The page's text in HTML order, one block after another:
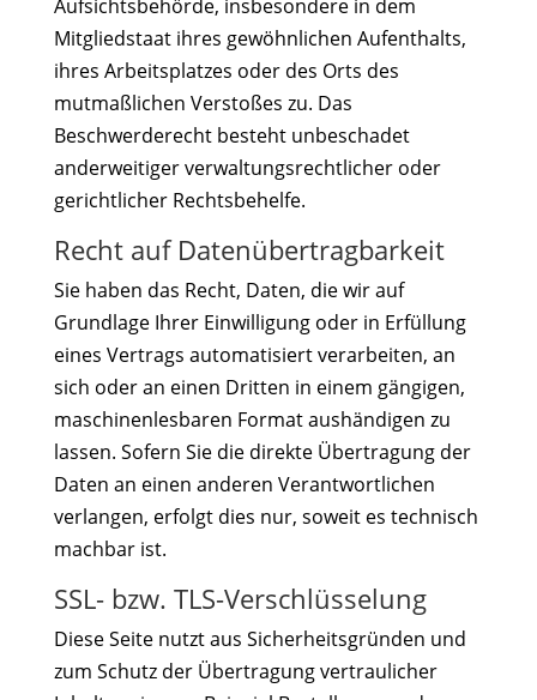
Aufsichtsbehörde, insbesondere in dem
Mitgliedstaat ihres gewöhnlichen Aufenthalts,
ihres Arbeitsplatzes oder des Orts des
mutmaßlichen Verstoßes zu. Das
Beschwerderecht besteht unbeschadet
anderweitiger verwaltungsrechtlicher oder
gerichtlicher Rechtsbehelfe.
Recht auf Datenübertragbarkeit
Sie haben das Recht, Daten, die wir auf
Grundlage Ihrer Einwilligung oder in Erfüllung
eines Vertrags automatisiert verarbeiten, an
sich oder an einen Dritten in einem gängigen,
maschinenlesbaren Format aushändigen zu
lassen. Sofern Sie die direkte Übertragung der
Daten an einen anderen Verantwortlichen
verlangen, erfolgt dies nur, soweit es technisch
machbar ist.
SSL- bzw. TLS-Verschlüsselung
Diese Seite nutzt aus Sicherheitsgründen und
zum Schutz der Übertragung vertraulicher